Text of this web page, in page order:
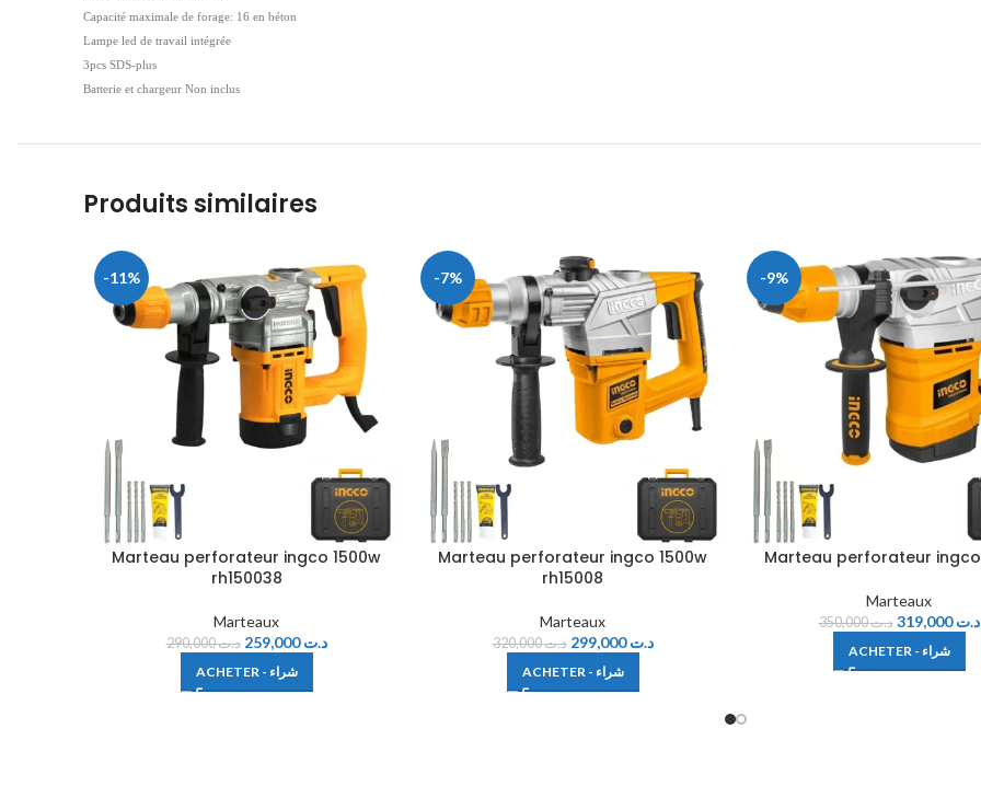
Capacité maximale de forage: 16 en béton
Lampe led de travail intégrée
3pcs SDS-plus
Batterie et chargeur Non inclus
Produits similaires
-11%
Marteau perforateur ingco 1500w
rh150038
Marteaux
د.ت290,000 د.ت259,000
ACHETER - شراء
-7%
Marteau perforateur ingco 1500w
rh15008
Marteaux
د.ت320,000 د.ت299,000
ACHETER - شراء
-9%
Marteau perforateur ingco
Marteaux
د.ت350,000 د.ت319,000
ACHETER - شراء